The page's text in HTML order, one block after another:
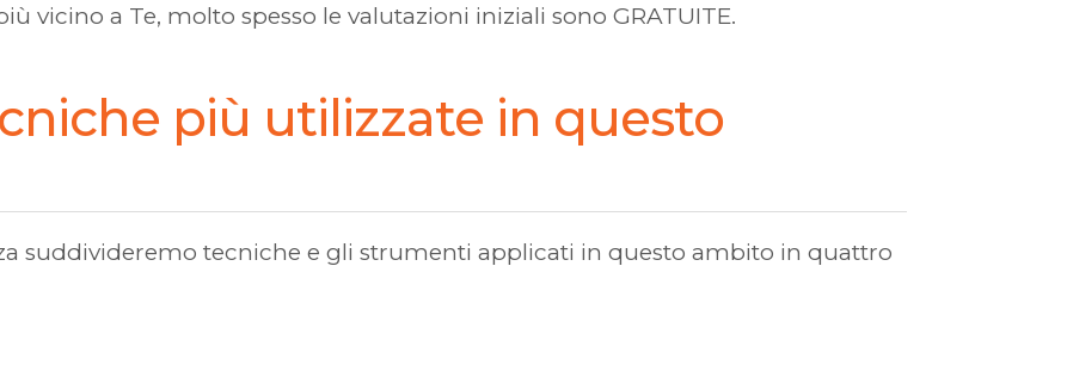
vicino a Te, molto spesso le valutazioni iniziali sono GRATUITE.
più utilizzate in questo
suddivideremo tecniche e gli strumenti applicati in questo ambito in quattro